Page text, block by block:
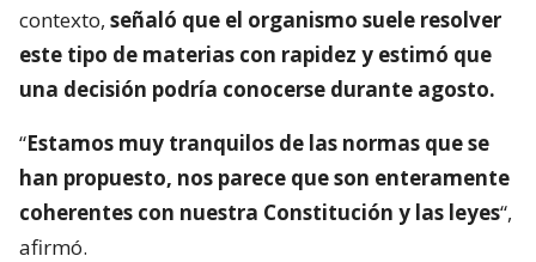
contexto, señaló que el organismo suele resolver
este tipo de materias con rapidez y estimó que
una decisión podría conocerse durante agosto.
“Estamos muy tranquilos de las normas que se
han propuesto, nos parece que son enteramente
coherentes con nuestra Constitución y las leyes“,
afirmó.